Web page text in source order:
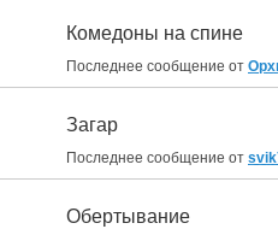
Комедоны на спине
Последнее сообщение от
Загар
Последнее сообщение от
Обертывание